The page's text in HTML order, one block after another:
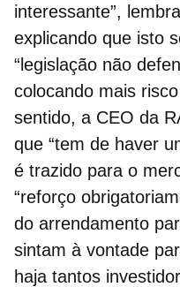
interessante”,
explicando que isto
“legislação não
colocando mais
sentido, a CEO da
que “tem de haver
é trazido para o
“reforço
do arrendamento
sintam à vontade
haja tantos